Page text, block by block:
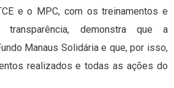
e o MPC, com os treinamentos e
transparência, demonstra que a
Manaus Solidária e que, por isso,
realizados e todas as ações do